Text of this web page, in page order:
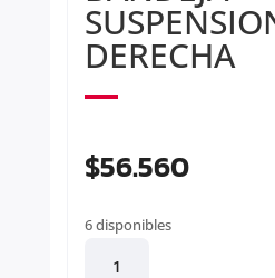
DERECHA
$56.560
6 disponibles